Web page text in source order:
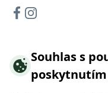
Souhlas s
Nabídka ubytování
Hotel Pitztalhaus